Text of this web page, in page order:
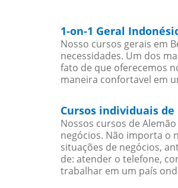
1-on-1 Geral
Nosso cursos gerais em
necessidades. Um dos
fato de que oferecemos
maneira confortavel em
Cursos individuais
Nossos cursos de
negócios. Não importa o
situações de negócios,
de: atender o telefone,
trabalhar em um país